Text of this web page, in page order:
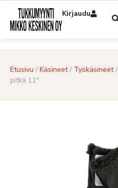
Kirjaudu
Etusivu / Käsineet/ Työkäsineet/
pitkä 11″